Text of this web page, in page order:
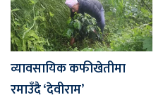
व्यावसायिक कफीखेतीमा
रमाउँदै ‘देवीराम’